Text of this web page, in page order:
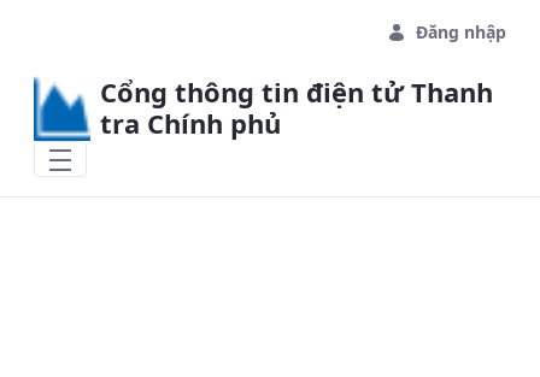
Đăng nhập
Cổng thông tin điện tử Thanh
tra Chính phủ